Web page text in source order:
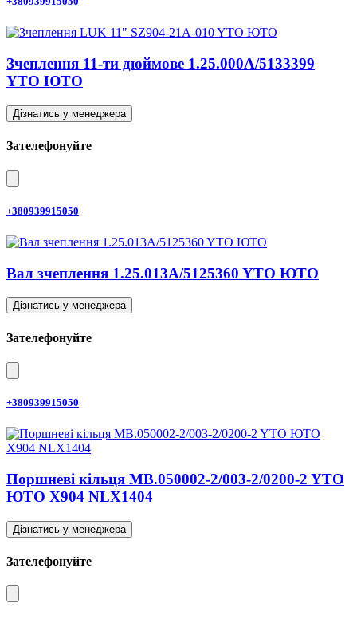
Зчеплення 11-ти дюймове 1.25.000A/5133399
YTO ЮТО
Дізнатись у менеджера
Зателефонуйте
+380939915050
Вал зчеплення 1.25.013A/5125360 YTO ЮТО
Дізнатись у менеджера
Зателефонуйте
+380939915050
Поршневі кільця MB.050002-2/003-2/0200-2 YTO
ЮТО X904 NLX1404
Дізнатись у менеджера
Зателефонуйте